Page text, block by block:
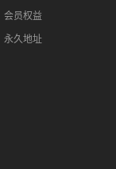
会员权益
永久地址